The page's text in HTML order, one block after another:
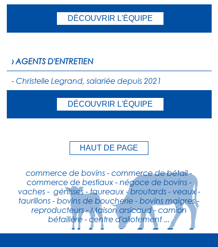
DÉCOUVRIR L'ÉQUIPE
› AGENTS D'ENTRETIEN
- Christelle Legrand, salariée depuis 2021
DÉCOUVRIR L'ÉQUIPE
HAUT DE PAGE
commerce de bovins - commerce de bétail -
commerce de bestiaux - négoce de bovins -
vaches - génisses - taureaux - broutards - veaux -
taurillons - bovins de boucherie - bovins maigres -
reproducteurs - Maison arsicaud - camion
bétaillère - centre d'allotement ...